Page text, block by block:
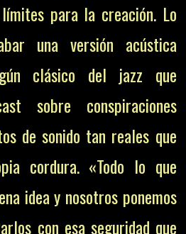
para la creación. Lo
una versión acústica
clásico del jazz que
sobre conspiraciones
de sonido tan reales que
cordura. «Todo lo que
idea y nosotros ponemos
con esa seguridad que